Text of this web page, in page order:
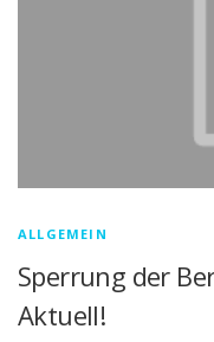
ALLGEMEIN
Sperrung der
Aktuell!